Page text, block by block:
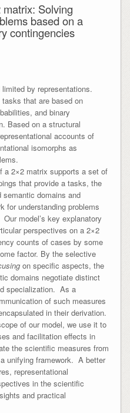
Solving
based on a
contingencies
by representations.
that are based on
and binary
Based on a structural
accounts of
isomorphs as
a 2×2 matrix supports a set of
that provide a tasks, the
semantic domains and
for understanding problems
model’s key explanatory
perspectives on a 2×2
counts of cases by some
factor. By the selective
on specific aspects, the
domains negotiate distinct
specialization. As a
of such measures
in their derivation.
of our model, we use it to
and facilitation effects in
the scientific measures from
unifying framework. A better
representational
in the scientific
and practical